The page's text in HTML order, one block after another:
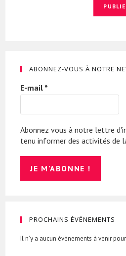
ABONNEZ-VOUS À NOTRE
E-mail *
Abonnez vous à notre lettre
tenu informer des activités de
PROCHAINS ÉVÉNEMENTS
Il n’y a aucun évènements à venir